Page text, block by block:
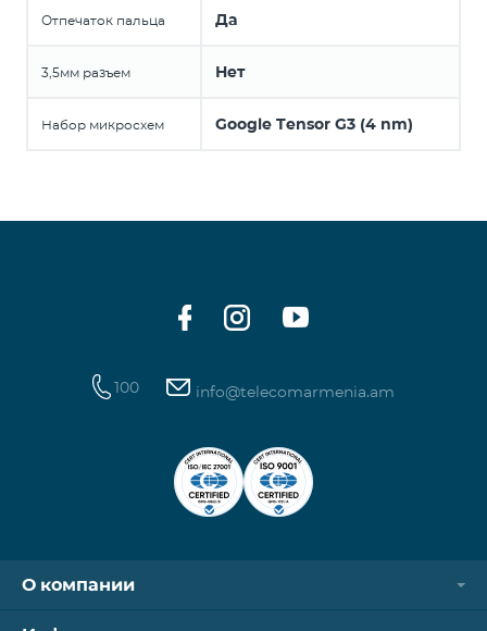
Отпечаток пальца Да
3,5мм разъем Нет
Набор микросхем Google Tensor G3 (4 nm)
100 info@telecomarmenia.am
О компании